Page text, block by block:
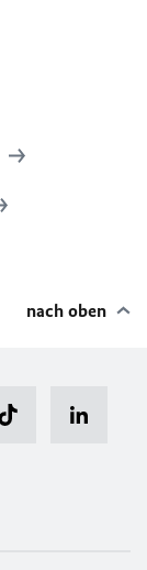
nach oben